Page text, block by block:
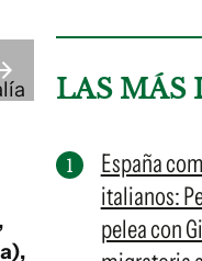
LAS MÁS
España
italianos:
pelea con